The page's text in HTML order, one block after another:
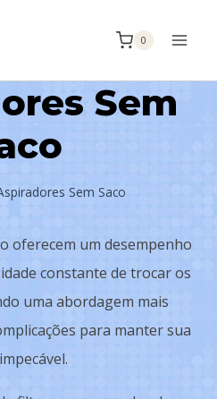
0
Sem
Sem Saco
oferecem um desempenho
constante de trocar os
uma abordagem mais
para manter sua